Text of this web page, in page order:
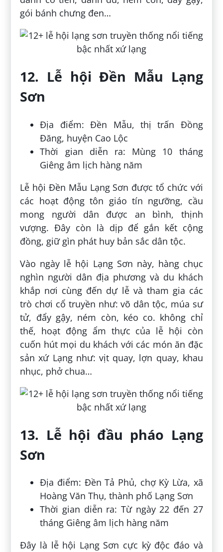
gói bánh chưng đen…
12. Lễ hội Đền Mẫu Lạng
Sơn
Địa điểm: Đền Mẫu, thị trấn Đồng
Đăng, huyện Cao Lộc
Thời gian diễn ra: Mùng 10 tháng
Giêng âm lịch hàng năm
Lễ hội Đền Mẫu Lạng Sơn được tổ chức với
các hoạt động tôn giáo tín ngưỡng, cầu
mong người dân được an bình, thịnh
vượng. Đây còn là dịp để gắn kết cộng
đồng, giữ gìn phát huy bản sắc dân tộc.
Vào ngày lễ hội Lạng Sơn này, hàng chục
nghìn người dân địa phương và du khách
khắp nơi cùng đến dự lễ và tham gia các
trò chơi cổ truyền như: võ dân tộc, múa sư
tử, đẩy gậy, ném còn, kéo co. không chỉ
thế, hoạt động ẩm thực của lễ hội còn
cuốn hút mọi du khách với các món ăn đặc
sản xứ Lạng như: vịt quay, lợn quay, khau
nhục, phở chua…
13. Lễ hội đầu pháo Lạng
Sơn
Địa điểm: Đền Tả Phủ, chợ Kỳ Lừa, xã
Hoàng Văn Thụ, thành phố Lạng Sơn
Thời gian diễn ra: Từ ngày 22 đến 27
tháng Giêng âm lịch hàng năm
Đây là lễ hội Lạng Sơn cực kỳ độc đáo và